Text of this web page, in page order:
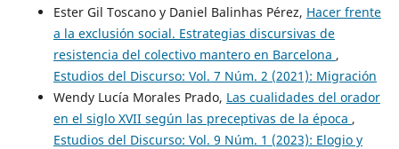
Ester Gil Toscano y Daniel Balinhas Pérez, Hacer frente
a la exclusión social. Estrategias discursivas de
resistencia del colectivo mantero en Barcelona ,
Estudios del Discurso: Vol. 7 Núm. 2 (2021): Migración
Wendy Lucía Morales Prado, Las cualidades del orador
en el siglo XVII según las preceptivas de la época ,
Estudios del Discurso: Vol. 9 Núm. 1 (2023): Elogio y